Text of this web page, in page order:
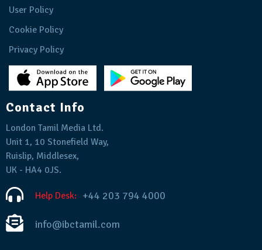
User Policy
Cookie Policy
Privacy Policy
Contact Info
London Tamil Media Ltd.
Unit 1, 10 Stonefield Way,
Ruislip, Middlesex,
UK - HA4 0JS.
Help Desk: +44 203 794 4000
info@ibctamil.com